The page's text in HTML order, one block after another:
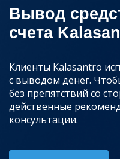
Вывод
счета
Клиенты Kalasantro
с выводом денег.
без препятствий со
действенные
консультации.